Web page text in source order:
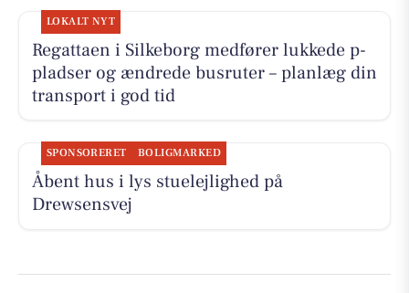
LOKALT NYT
Regattaen i Silkeborg medfører lukkede p-
pladser og ændrede busruter – planlæg din
transport i god tid
SPONSORERET BOLIGMARKED
Åbent hus i lys stuelejlighed på
Drewsensvej